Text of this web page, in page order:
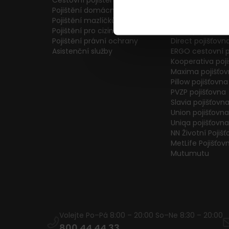
Pojištění domácnosti
Pojištění mazlíčků
Pojištění pro cizince
Pojištění právní ochrany
Asistenční služby
Direct
ERGO cestovní
Kooperativa
Maxima
Pillow pojišťovna
PVZP pojišťovna
Slavia pojišťovna
Union pojišťovna
Uniqa pojišťovna
NN Životní
MetLife
Mutumutu
Volejte Po–Pá 8:00 – 20:00 So–Ne 8:30 – 20:00